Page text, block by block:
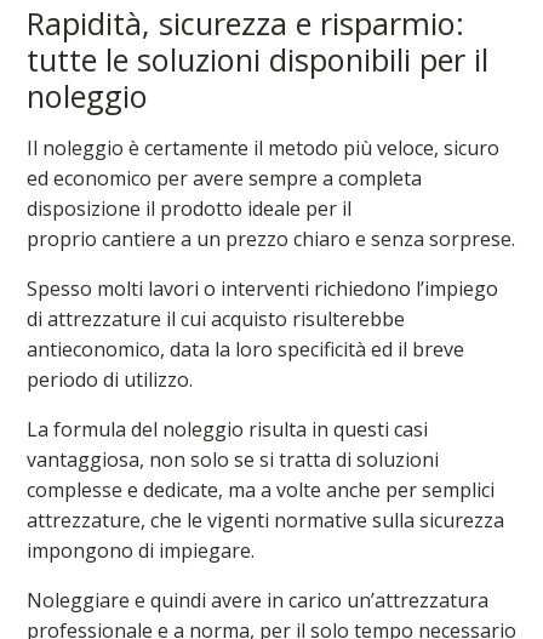
Rapidità, sicurezza e risparmio:
tutte le soluzioni disponibili per il
noleggio
Il noleggio è certamente il metodo più veloce, sicuro
ed economico per avere sempre a completa
disposizione il prodotto ideale per il
proprio cantiere a un prezzo chiaro e senza sorprese.
Spesso molti lavori o interventi richiedono l’impiego
di attrezzature il cui acquisto risulterebbe
antieconomico, data la loro specificità ed il breve
periodo di utilizzo.
La formula del noleggio risulta in questi casi
vantaggiosa, non solo se si tratta di soluzioni
complesse e dedicate, ma a volte anche per semplici
attrezzature, che le vigenti normative sulla sicurezza
impongono di impiegare.
Noleggiare e quindi avere in carico un’attrezzatura
professionale e a norma, per il solo tempo necessario